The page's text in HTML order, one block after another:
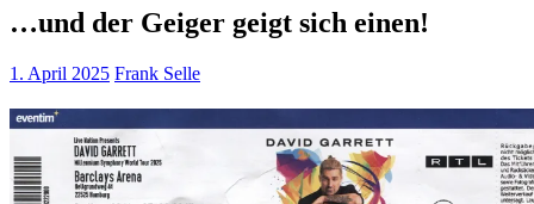
…und der Geiger geigt sich einen!
1. April 2025 Frank Selle